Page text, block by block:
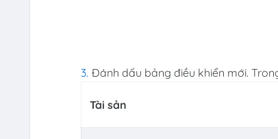
Đánh dấu bảng điều khiển mới.
Tài sản